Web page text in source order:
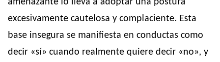
amenazante lo lleva a adoptar una postura
excesivamente cautelosa y complaciente. Esta
base insegura se manifiesta en conductas como
decir «sí» cuando realmente quiere decir «no», y